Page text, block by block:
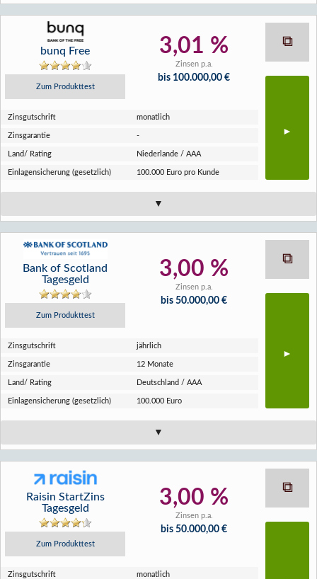
bunq Free
Zum Produkttest
3,01 %
Zinsen p.a.
bis 100.000,00 €
Zins­gutschrift monatlich
Zins­garantie -
Land/ Rating Niederlande / AAA
Einlagen­sicherung (gesetzlich) 100.000 Euro pro Kunde
Bank of Scotland
Tagesgeld
Zum Produkttest
3,00 %
Zinsen p.a.
bis 50.000,00 €
Zins­gutschrift jährlich
Zins­garantie 12 Monate
Land/ Rating Deutschland / AAA
Einlagen­sicherung (gesetzlich) 100.000 Euro
Raisin StartZins
Tagesgeld
Zum Produkttest
3,00 %
Zinsen p.a.
bis 50.000,00 €
Zins­gutschrift monatlich